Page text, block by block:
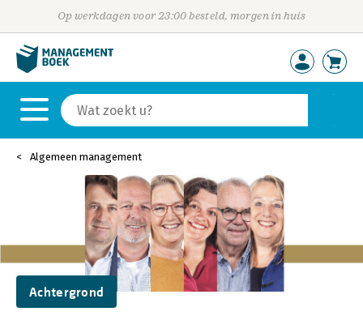
Op werkdagen voor 23:00 besteld, morgen in huis
Algemeen management
Achtergrond